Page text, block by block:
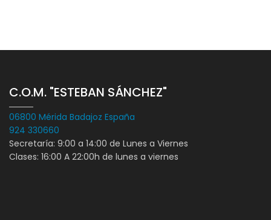
C.O.M. "ESTEBAN SÁNCHEZ"
06800 Mérida Badajoz España
924 330660
Secretaría: 9:00 a 14:00 de Lunes a Viernes
Clases: 16:00 A 22:00h de lunes a viernes